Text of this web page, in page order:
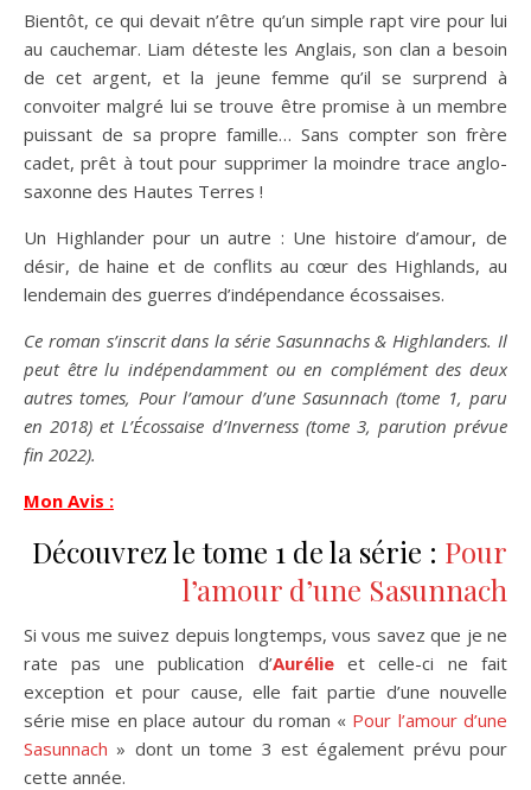
Bientôt, ce qui devait n’être qu’un simple rapt vire pour lui
au cauchemar. Liam déteste les Anglais, son clan a besoin
de cet argent, et la jeune femme qu’il se surprend à
convoiter malgré lui se trouve être promise à un membre
puissant de sa propre famille… Sans compter son frère
cadet, prêt à tout pour supprimer la moindre trace anglo-
saxonne des Hautes Terres !
Un Highlander pour un autre : Une histoire d’amour, de
désir, de haine et de conflits au cœur des Highlands, au
lendemain des guerres d’indépendance écossaises.
Ce roman s’inscrit dans la série Sasunnachs & Highlanders. Il
peut être lu indépendamment ou en complément des deux
autres tomes, Pour l’amour d’une Sasunnach (tome 1, paru
en 2018) et L’Écossaise d’Inverness (tome 3, parution prévue
fin 2022).
Mon Avis :
Découvrez le tome 1 de la série : Pour
l’amour d’une Sasunnach
Si vous me suivez depuis longtemps, vous savez que je ne
rate pas une publication d’Aurélieet celle-ci ne fait
exception et pour cause, elle fait partie d’une nouvelle
série mise en place autour du roman « Pour l’amour d’une
Sasunnach » dont un tome 3 est également prévu pour
cette année.